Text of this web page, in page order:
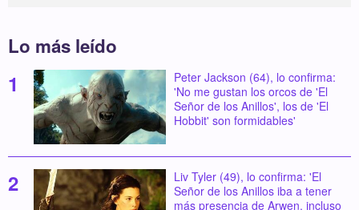
Lo más leído
Peter Jackson (64), lo confirma:
'No me gustan los orcos de 'El
Señor de los Anillos', los de 'El
Hobbit' son formidables'
Liv Tyler (49), lo confirma: 'El
Señor de los Anillos iba a tener
más presencia de Arwen, incluso